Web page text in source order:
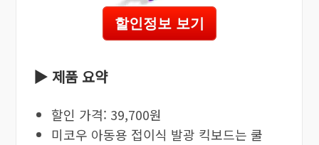
할인정보 보기
▶ 제품 요약
할인 가격: 39,700원
미코우 아동용 접이식 발광 킥보드는 쿨